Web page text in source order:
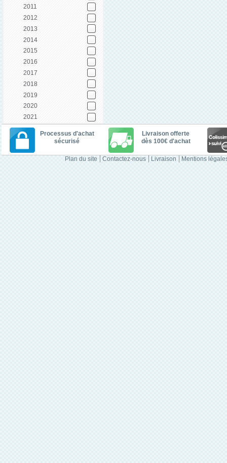
2011
2012
2013
2014
2015
2016
2017
2018
2019
2020
2021
Processus d'achat
sécurisé
Livraison offerte
dès 100€ d'achat
Plan du site Contactez-nous Livraison Mentions